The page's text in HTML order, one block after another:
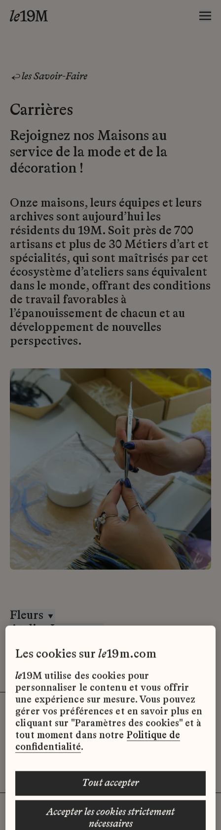
les Savoir-Faire
Carrières
Rejoignez nos Maisons au
service de la mode et de la
décoration !
Onze maisons, leurs équipes et leurs
archives sont aujourd’hui les
résidents du 19M. Soit près de 700
artisans et plus de 30 Métiers d’art et
spécialités, qui sont maîtrisés par cet
écosystème d’ateliers sans équivalent
dans le monde, offrant des conditions
de travail favorables à
l’épanouissement de chacun et au
développement de nouvelles
perspectives.
Fleurs
Atelier Lognon
Désolé, il semble qu’il n’y ait pas
d’offres d’emploi disponibles pour le
moment.
les cookies surle19m.com
le19M utilise des cookies pour
personnaliser le contenu et vous offrir
une expérience sur mesure. Vous pouvez
gérer vos préférences et en savoir plus en
cliquant sur "Paramètres des cookies" et à
tout moment dans notre Politique de
confidentialité.
accepter les cookies strictement
nécessaires
tout accepter